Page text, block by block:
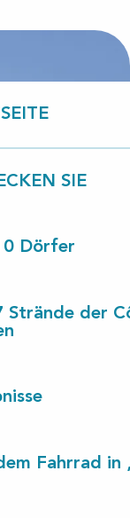
SIE
Dörfer
Strände der
Fahrrad in